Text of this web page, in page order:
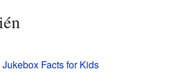
Jukebox Facts for Kids